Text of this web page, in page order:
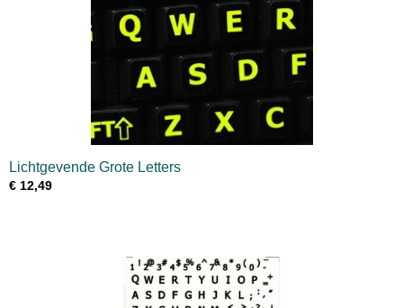
Lichtgevende Grote Letters
€ 12,49